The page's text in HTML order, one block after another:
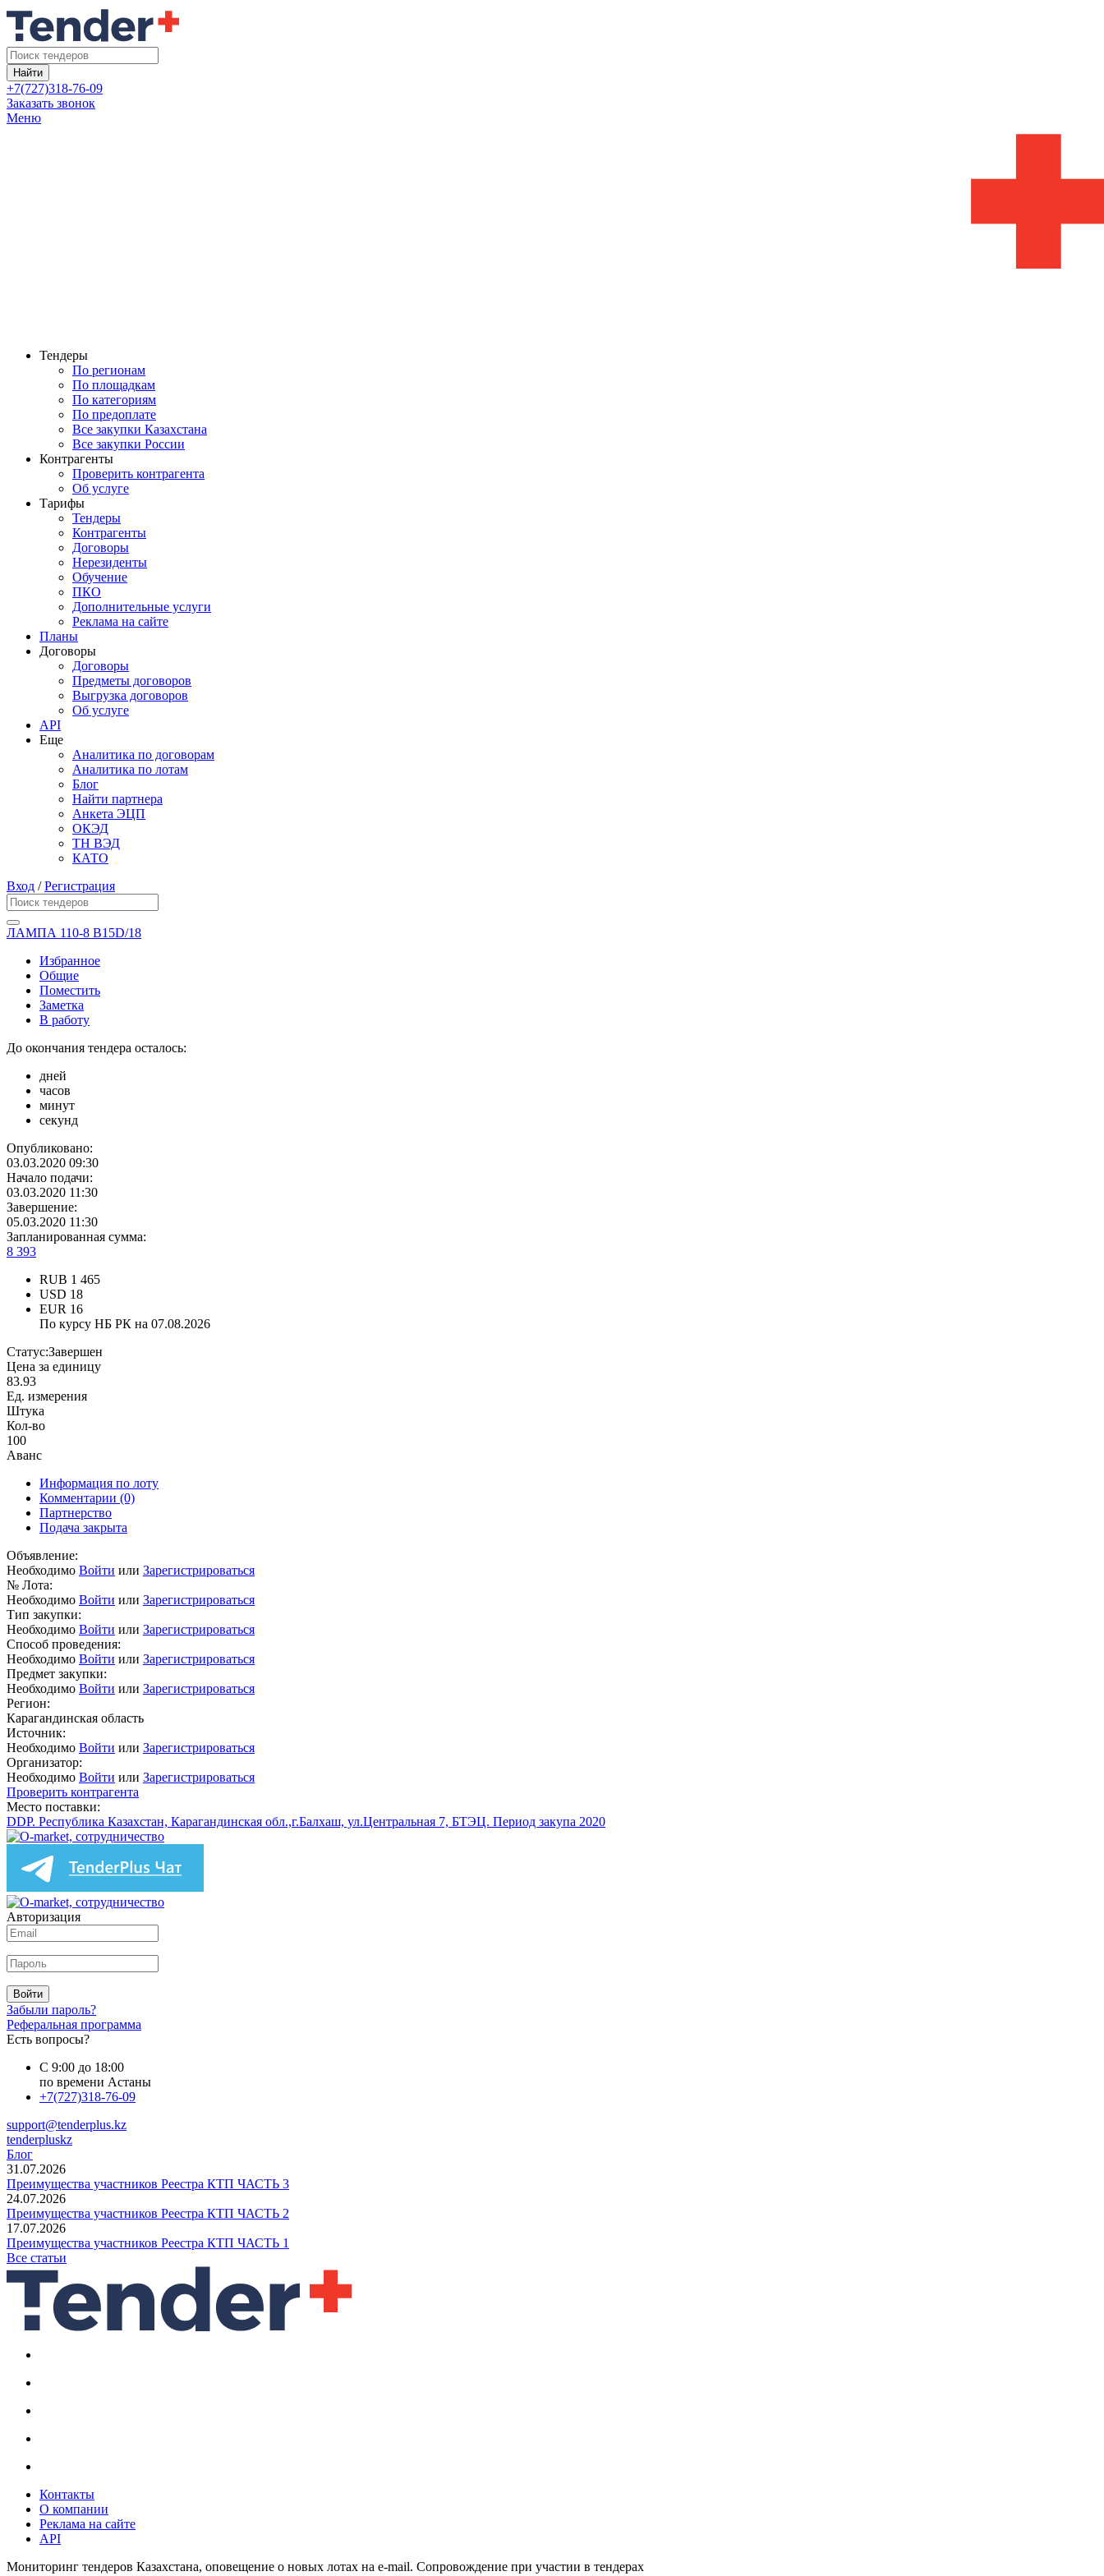
Найти
+7(727)318-76-09
Заказать звонок
Меню
Тендеры
По регионам
По площадкам
По категориям
По предоплате
Все закупки Казахстана
Все закупки России
Контрагенты
Проверить контрагента
Об услуге
Тарифы
Тендеры
Контрагенты
Договоры
Нерезиденты
Обучение
ПКО
Дополнительные услуги
Реклама на сайте
Планы
Договоры
Договоры
Предметы договоров
Выгрузка договоров
Об услуге
API
Еще
Аналитика по договорам
Аналитика по лотам
Блог
Найти партнера
Анкета ЭЦП
ОКЭД
ТН ВЭД
КАТО
Вход /Регистрация
ЛАМПА 110-8 B15D/18
Избранное
Общие
Поместить
Заметка
В работу
До окончания тендера осталось:
дней
часов
минут
секунд
Опубликовано:
03.03.2020 09:30
Начало подачи:
03.03.2020 11:30
Завершение:
05.03.2020 11:30
Запланированная сумма:
8 393
RUB 1 465
USD 18
EUR 16
По курсу НБ РК на 07.08.2026
Статус:Завершен
Цена за единицу
83.93
Ед. измерения
Штука
Кол-во
100
Аванс
Информация по лоту
Комментарии (0)
Партнерство
Подача закрыта
Объявление:
Необходимо Войти или Зарегистрироваться
№ Лота:
Необходимо Войти или Зарегистрироваться
Тип закупки:
Необходимо Войти или Зарегистрироваться
Способ проведения:
Необходимо Войти или Зарегистрироваться
Предмет закупки:
Необходимо Войти или Зарегистрироваться
Регион:
Карагандинская область
Источник:
Необходимо Войти или Зарегистрироваться
Организатор:
Необходимо Войти или Зарегистрироваться
Проверить контрагента
Место поставки:
DDP. Республика Казахстан, Карагандинская обл.,г.Балхаш, ул.Центральная 7, БТЭЦ. Период закупа 2020
Авторизация
Войти
Забыли пароль?
Реферальная программа
Есть вопросы?
С 9:00 до 18:00
по времени Астаны
+7(727)318-76-09
support@tenderplus.kz
tenderpluskz
Блог
31.07.2026
Преимущества участников Реестра КТП ЧАСТЬ 3
24.07.2026
Преимущества участников Реестра КТП ЧАСТЬ 2
17.07.2026
Преимущества участников Реестра КТП ЧАСТЬ 1
Все статьи
Контакты
О компании
Реклама на сайте
API
Мониторинг тендеров Казахстана, оповещение о новых лотах на e-mail. Сопровождение при участии в тендерах